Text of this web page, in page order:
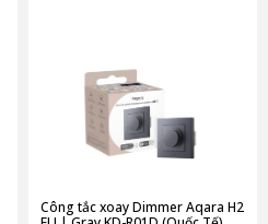
Công tắc xoay Dimmer Aqara H2